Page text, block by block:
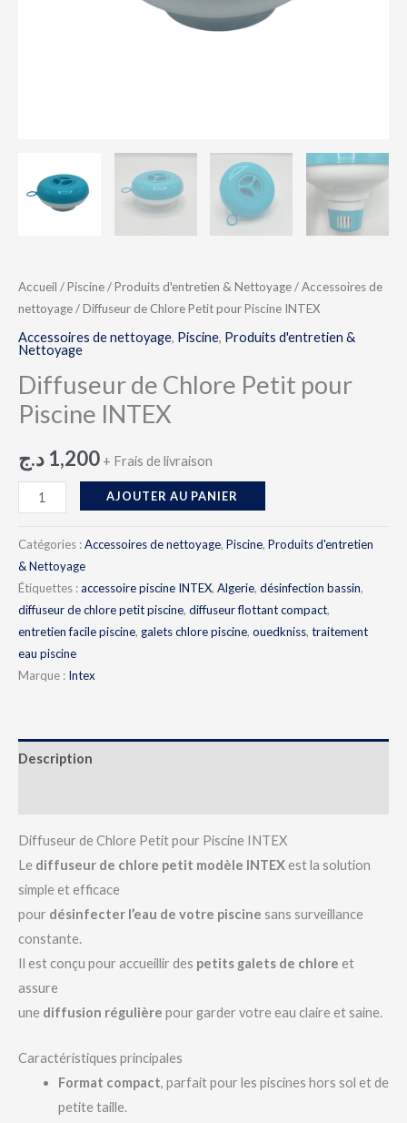
Accueil /Piscine/Produits d'entretien & Nettoyage/Accessoires de
nettoyage/ Diffuseur de Chlore Petit pour Piscine INTEX
Accessoires de nettoyage, Piscine, Produits d'entretien &
Nettoyage
Diffuseur de Chlore Petit pour
Piscine INTEX
1,200 د.ج + Frais de livraison
AJOUTER AU PANIER
Catégories :Accessoires de nettoyage, Piscine, Produits d'entretien
& Nettoyage
Étiquettes :accessoire piscine INTEX, Algerie, désinfection bassin,
diffuseur de chlore petit piscine, diffuseur flottant compact,
entretien facile piscine, galets chlore piscine, ouedkniss, traitement
eau piscine
Marque : Intex
Description
Diffuseur de Chlore Petit pour Piscine INTEX
Le diffuseur de chlore petit modèle INTEXest la solution
simple et efficace
pour désinfecter l’eau de votre piscine sans surveillance
constante.
Il est conçu pour accueillir des petits galets de chlore et
assure
une diffusion régulière pour garder votre eau claire et saine.
Caractéristiques principales
Format compact, parfait pour les piscines hors sol et de
petite taille.